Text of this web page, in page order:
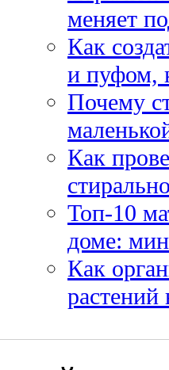
меняет
Как
и пуфом,
Почему
Как
Топ-10
доме:
Как
растений